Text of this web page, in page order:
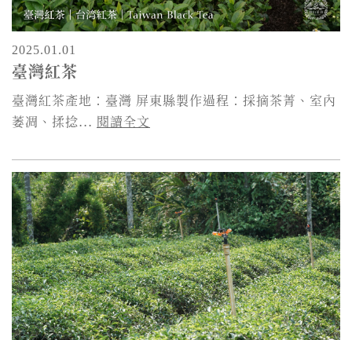
2025.01.01
臺灣紅茶
臺灣紅茶產地：臺灣 屏東縣製作過程：採摘茶菁、室內
萎凋、揉捻... 閱讀全文